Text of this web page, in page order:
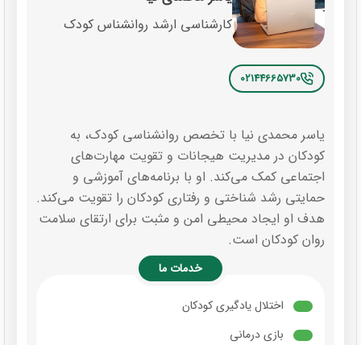
کارشناسی ارشد روانشناس کودک
02144665730
یاسر محمدی نیا با تخصص روانشناسی کودک، به
کودکان در مدیریت هیجانات و تقویت مهارت‌های
اجتماعی کمک می‌کند. او با برنامه‌های آموزشی و
حمایتی رشد شناختی و رفتاری کودکان را تقویت می‌کند.
هدف او ایجاد محیطی امن و مثبت برای ارتقای سلامت
روان کودکان است.
خدمات ما
اختلال یادگیری کودکان
بازی درمانی